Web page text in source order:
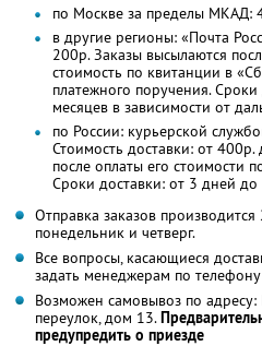
по Москве за пределы МКАД:
в другие регионы: «Почта
200р. Заказы высылаются
стоимость по квитанции в
платежного поручения.
месяцев в зависимости от
по России: курьерской
Стоимость доставки: от
после оплаты его стоимости
Сроки доставки: от 3 дней до
Отправка заказов
понедельник и четверг.
Все вопросы, касающиеся
задать менеджерам по телефону
Возможен самовывоз по
переулок, дом 13.
предупредить о приезде